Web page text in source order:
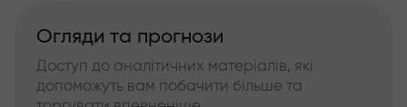
Огляди та прогнози
Доступ до аналітичних матеріалів, які
допоможуть вам побачити більше та